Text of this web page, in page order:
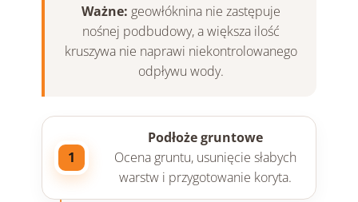
Ważne: geowłóknina nie zastępuje
nośnej podbudowy, a większa ilość
kruszywa nie naprawi niekontrolowanego
odpływu wody.
1
Podłoże gruntowe
Ocena gruntu, usunięcie słabych
warstw i przygotowanie koryta.